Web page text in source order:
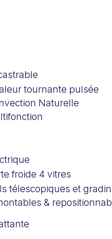
tournante pulsée
Naturelle
froide 4 vitres
télescopiques et
&